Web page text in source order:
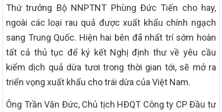
Thứ trưởng Bộ NNPTNT Phùng Đức Tiến cho hay,
ngoài các loại rau quả được xuất khẩu chính ngạch
sang Trung Quốc. Hiện hai bên đã nhất trí sớm hoàn
tất cả thủ tục để ký kết Nghị định thư về yêu cầu
kiểm dịch quả dừa tươi trong thời gian tới, sẽ mở ra
triển vọng xuất khẩu cho trái dừa của Việt Nam.
Ông Trần Văn Đức, Chủ tịch HĐQT Công ty CP Đầu tư